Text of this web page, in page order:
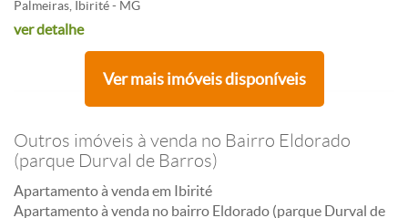
Palmeiras, Ibirité - MG
ver detalhe
Ver mais imóveis disponíveis
Outros imóveis à venda no Bairro Eldorado
(parque Durval de Barros)
Apartamento à venda em Ibirité
Apartamento à venda no bairro Eldorado (parque Durval de